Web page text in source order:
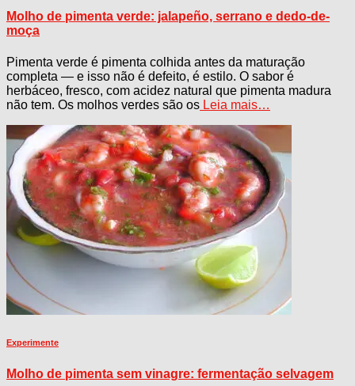
Molho de pimenta verde: jalapeño, serrano e dedo-de-
moça
Pimenta verde é pimenta colhida antes da maturação
completa — e isso não é defeito, é estilo. O sabor é
herbáceo, fresco, com acidez natural que pimenta madura
não tem. Os molhos verdes são os Leia mais…
Experimente
Molho de pimenta sem vinagre: fermentação selvagem